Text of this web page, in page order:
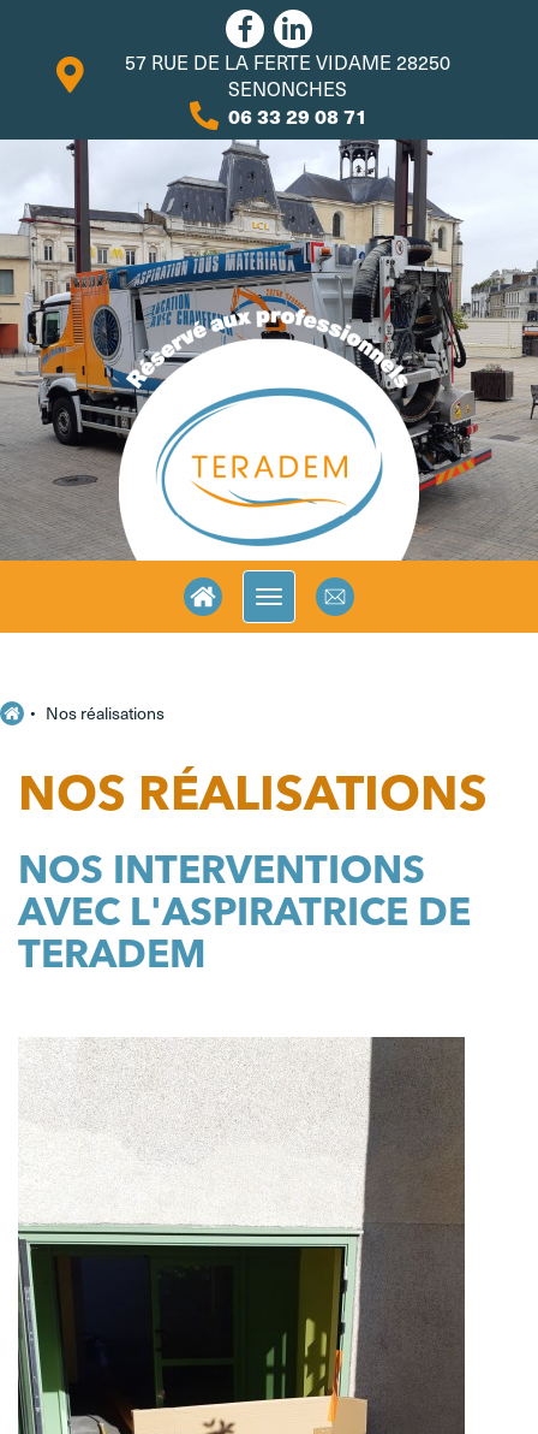
57 RUE DE LA FERTE VIDAME 28250
SENONCHES
06 33 29 08 71
Nos réalisations
NOS RÉALISATIONS
NOS INTERVENTIONS
AVEC L'ASPIRATRICE DE
TERADEM